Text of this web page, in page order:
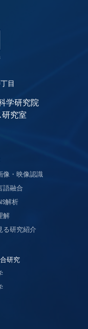
目
学研究院
研究室
像・映像認識
語融合
解析
解
る研究紹介
研究